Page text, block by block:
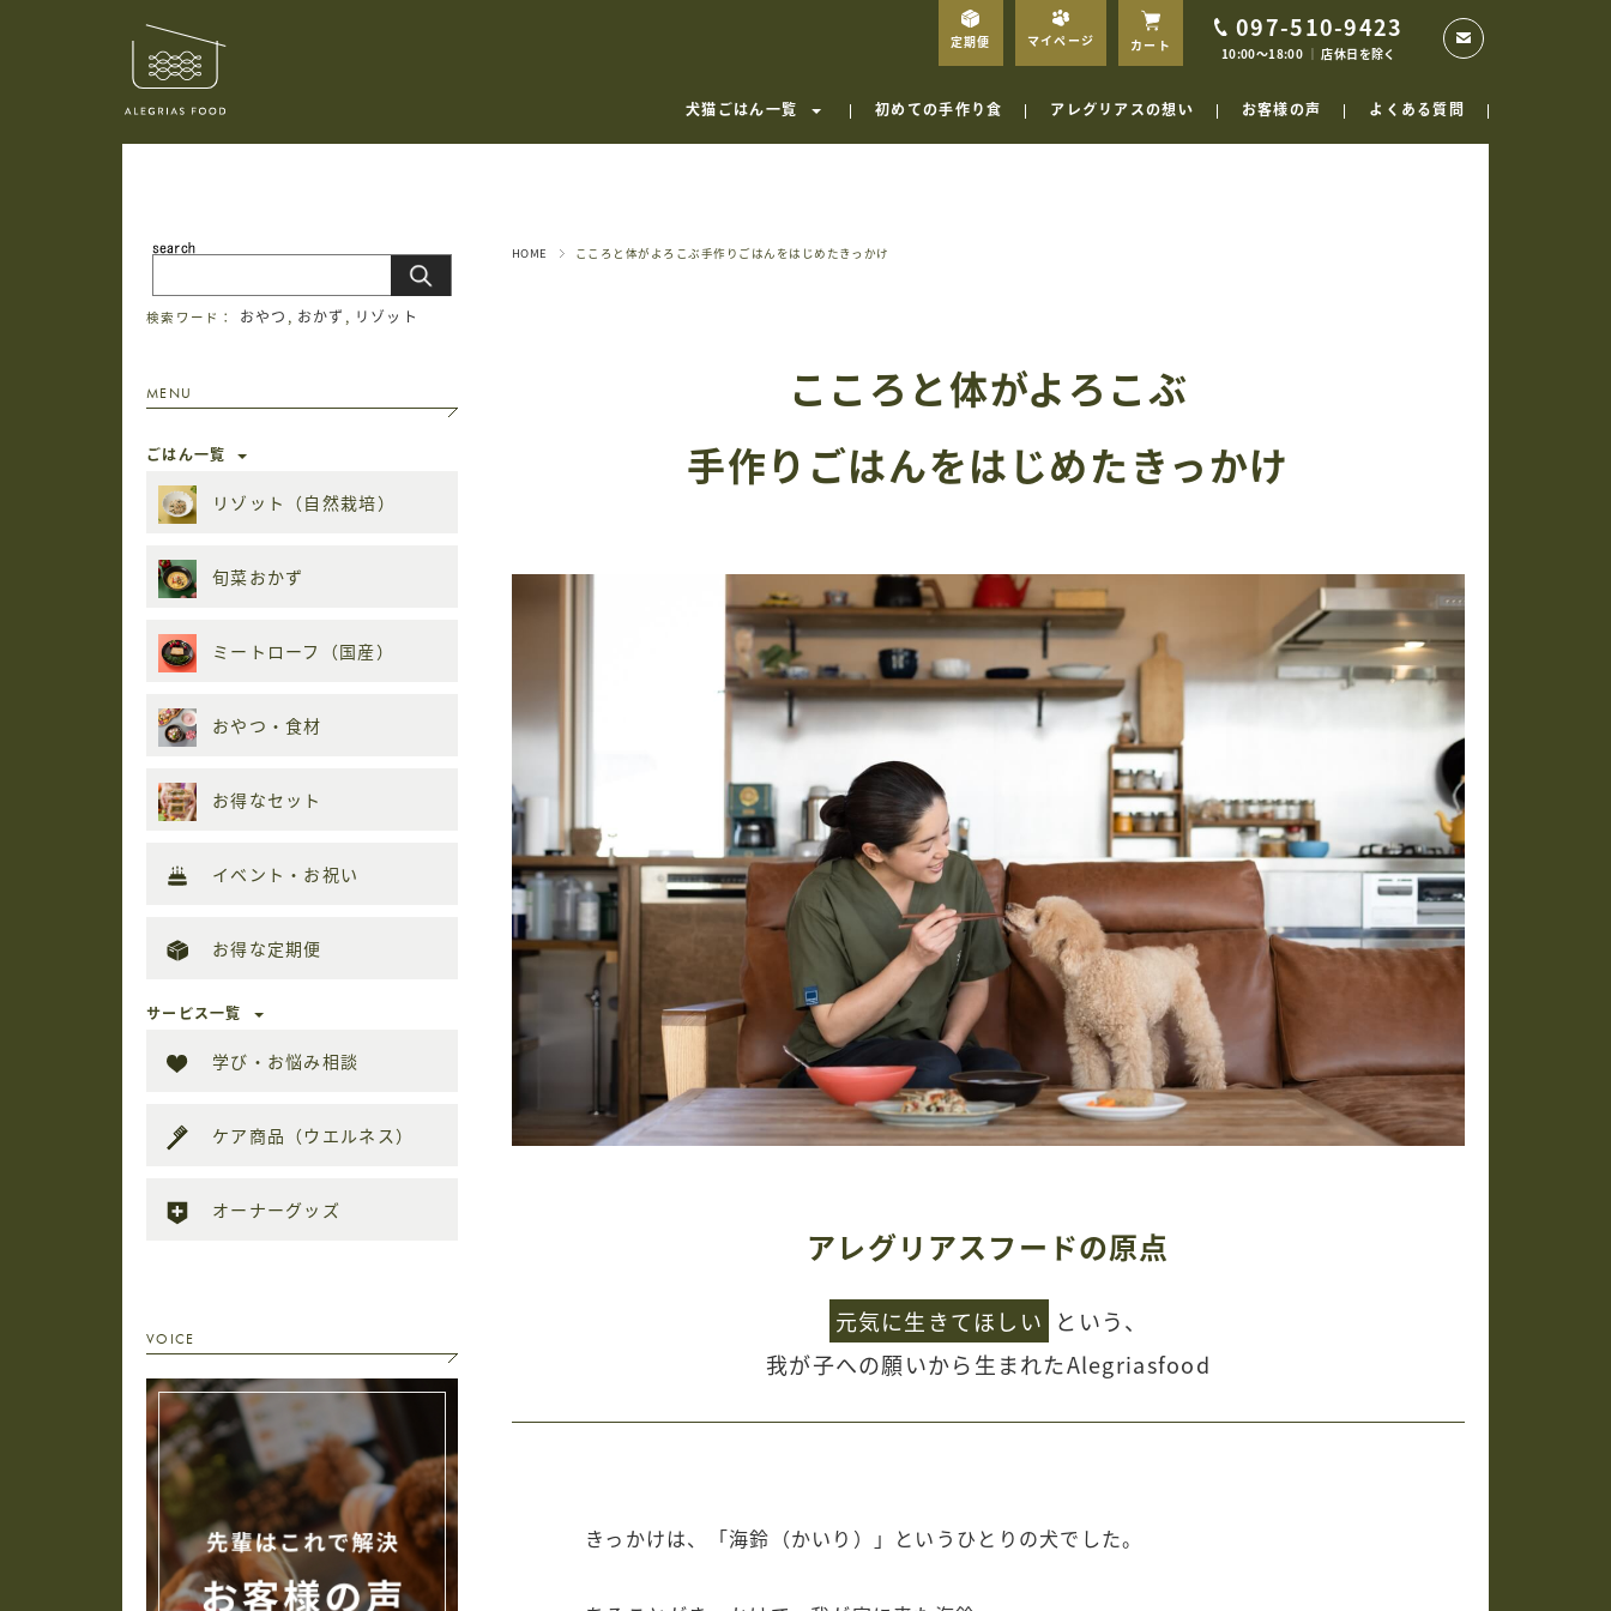
定期便 マイページ カート
097-510-9423
10:00〜18:00 │ 店休日を除く
犬猫ごはん一覧 初めての手作り食 アレグリアスの想い お客様の声 よくある質問
HOME こころと体がよろこぶ手作りごはんをはじめたきっかけ
こころと体がよろこぶ
手作りごはんをはじめたきっかけ
アレグリアスフードの原点
元気に生きてほしい という、
我が子への願いから生まれたAlegriasfood
きっかけは、「海鈴（かいり）」というひとりの犬でした。
検索ワード： おやつ , おかず , リゾット
MENU
ごはん一覧
リゾット（自然栽培）
旬菜おかず
ミートローフ（国産）
おやつ・食材
お得なセット
イベント・お祝い
お得な定期便
サービス一覧
学び・お悩み相談
ケア商品（ウエルネス）
オーナーグッズ
VOICE